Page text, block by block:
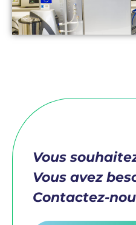
Vous
Vous avez
Contactez-